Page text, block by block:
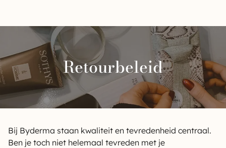
Retourbeleid
Bij Byderma staan kwaliteit en tevredenheid centraal.
Ben je toch niet helemaal tevreden met je